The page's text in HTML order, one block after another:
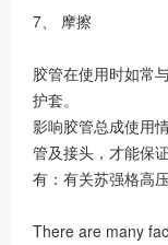
7、 摩擦
胶管在使用时如常
护套。
影响胶管总成使用
管及接头，才能
有：有关苏强格高
There are many